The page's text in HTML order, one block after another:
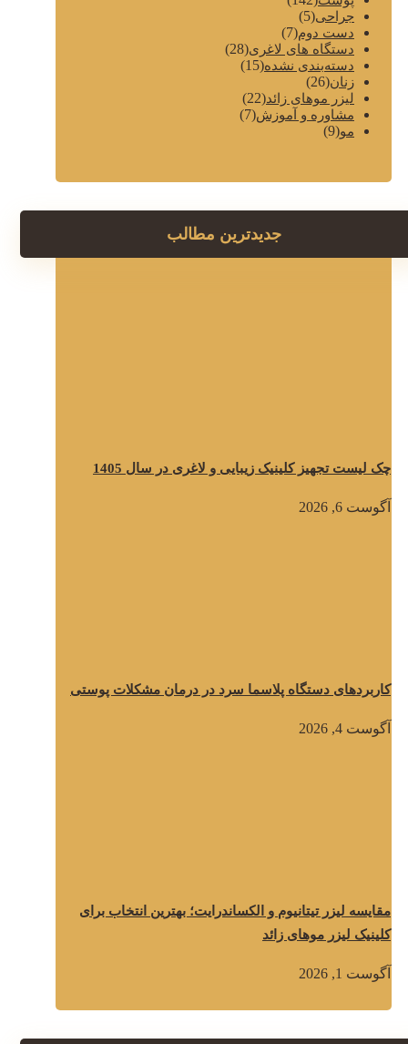
جراحی(5)
دست دوم(7)
دستگاه های لاغری(28)
دسته‌بندی نشده(15)
زنان(26)
لیزر موهای زائد(22)
مشاوره و آموزش(7)
مو(9)
جدیدترین مطالب
چک لیست تجهیز کلینیک زیبایی و لاغری در سال 1405
آگوست 6, 2026
کاربردهای دستگاه پلاسما سرد در درمان مشکلات پوستی
آگوست 4, 2026
مقایسه لیزر تیتانیوم و الکساندرایت؛ بهترین انتخاب برای
کلینیک لیزر موهای زائد
آگوست 1, 2026